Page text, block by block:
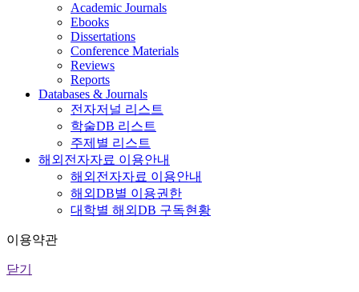
Academic Journals
Ebooks
Dissertations
Conference Materials
Reviews
Reports
Databases & Journals
전자저널 리스트
학술DB 리스트
주제별 리스트
해외전자자료 이용안내
해외전자자료 이용안내
해외DB별 이용권한
대학별 해외DB 구독현황
이용약관
닫기